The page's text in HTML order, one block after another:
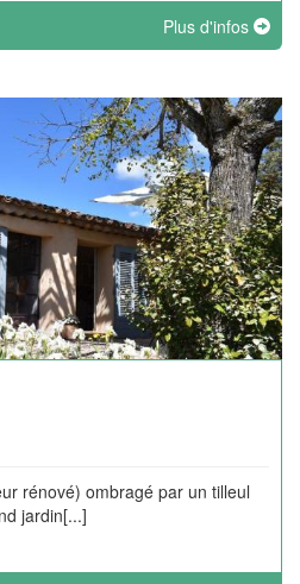
Plus d'infos
rénové) ombragé par un tilleul
jardin[...]